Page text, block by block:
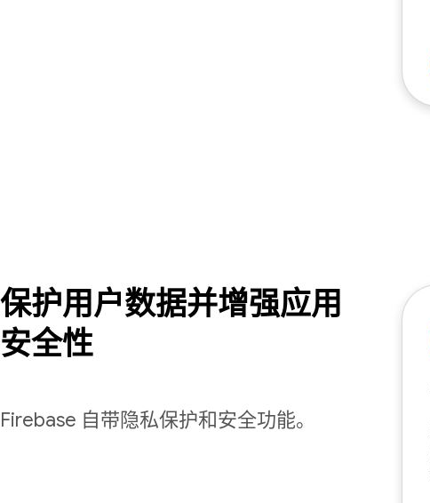
保护用户数据并增强应用
安全性
Firebase 自带隐私保护和安全功能。